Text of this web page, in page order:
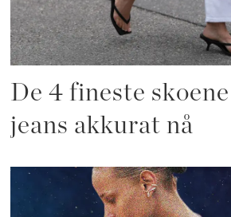
De 4 fineste
jeans akkurat nå